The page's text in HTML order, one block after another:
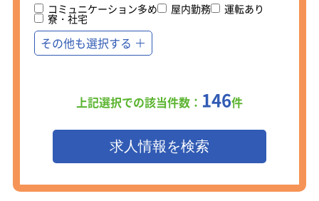
コミュニケーション多め 屋内勤務 運転あり
寮・社宅
その他も選択する
上記選択での該当件数： 146件